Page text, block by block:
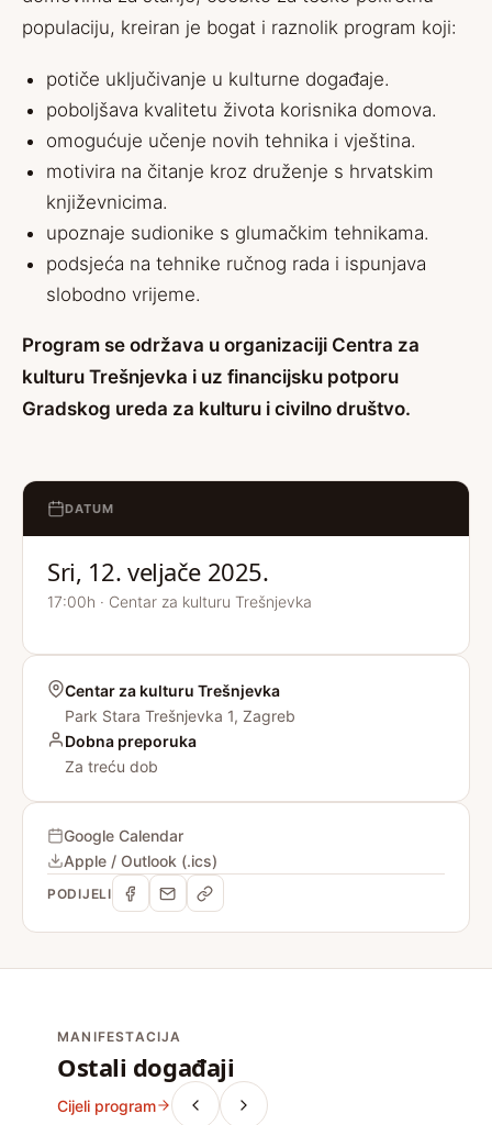
populaciju, kreiran je bogat i raznolik program koji:
potiče uključivanje u kulturne događaje.
poboljšava kvalitetu života korisnika domova.
omogućuje učenje novih tehnika i vještina.
motivira na čitanje kroz druženje s hrvatskim
književnicima.
upoznaje sudionike s glumačkim tehnikama.
podsjeća na tehnike ručnog rada i ispunjava
slobodno vrijeme.
Program se održava u organizaciji Centra za
kulturu Trešnjevka i uz financijsku potporu
Gradskog ureda za kulturu i civilno društvo.
DATUM
Sri, 12. veljače 2025.
17:00h · Centar za kulturu Trešnjevka
Centar za kulturu Trešnjevka
Park Stara Trešnjevka 1, Zagreb
Dobna preporuka
Za treću dob
Google Calendar
Apple / Outlook (.ics)
PODIJELI
MANIFESTACIJA
Ostali događaji
Cijeli program